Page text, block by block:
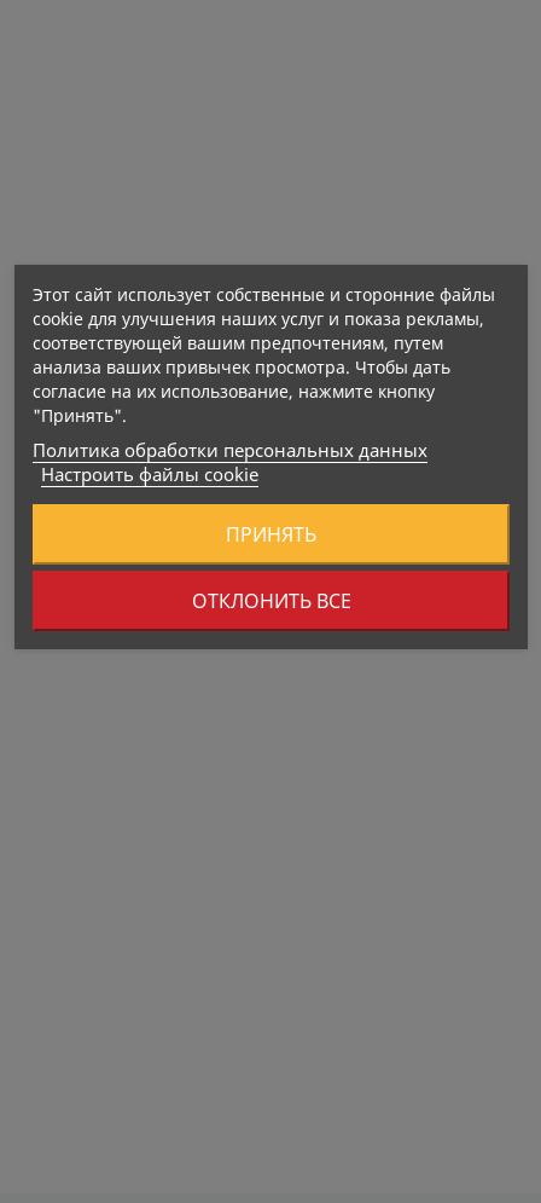
Мелатонин — 1 мг
Этот сайт использует собственные и сторонние файлы
cookie для улучшения наших услуг и показа рекламы,
соответствующей вашим предпочтениям, путем
анализа ваших привычек просмотра. Чтобы дать
согласие на их использование, нажмите кнопку
"Принять".
Политика обработки персональных данных
Настроить файлы cookie
ОТКЛОНИТЬ ВСЕ
ПРИНЯТЬ